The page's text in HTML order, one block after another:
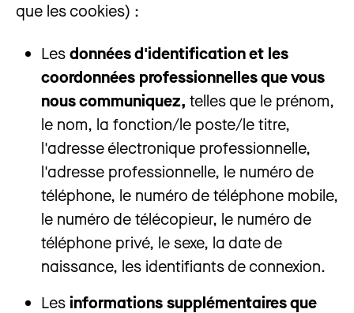
que les cookies) :
Les données d'identification et les
coordonnées professionnelles que vous
nous communiquez, telles que le prénom,
le nom, la fonction/le poste/le titre,
l'adresse électronique professionnelle,
l'adresse professionnelle, le numéro de
téléphone, le numéro de téléphone mobile,
le numéro de télécopieur, le numéro de
téléphone privé, le sexe, la date de
naissance, les identifiants de connexion.
Les informations supplémentaires que